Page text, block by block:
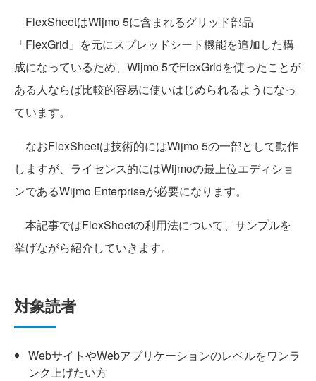
FlexSheetはWijmo 5に含まれるグリッド部品
「FlexGrid」を元にスプレッドシート機能を追加した構
成になっているため、Wijmo 5でFlexGridを使ったことが
ある人ならば比較的容易に使いはじめられるようになっ
ています。
なおFlexSheetは技術的にはWijmo 5の一部として動作
しますが、ライセンス的にはWijmoの最上位エディショ
ンであるWijmo Enterpriseが必要になります。
本記事ではFlexSheetの利用法について、サンプルを
挙げながら紹介していきます。
対象読者
WebサイトやWebアプリケーションのレベルをワンラ
ンク上げたい方